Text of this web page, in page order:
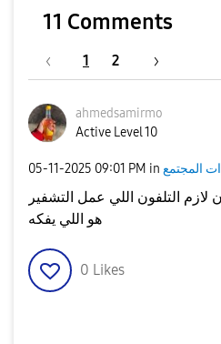
11 Comments
1 2
ahmedsamirmo
Active Level 10
‎05-11-2025 09:01 PM in المجتمع
لازم التلفون اللي عمل التشفير
هو اللي يفكه
0 Likes